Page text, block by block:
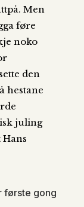
Men
føre
noko
den
hestane
juling
første gong